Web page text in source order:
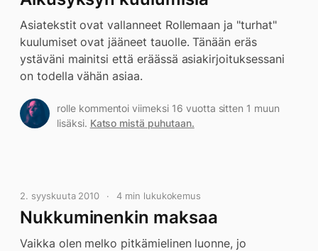
Asiatekstit ovat vallanneet Rollemaan ja "turhat"
kuulumiset ovat jääneet tauolle. Tänään eräs
ystäväni mainitsi että eräässä asiakirjoituksessani
on todella vähän asiaa.
rolle kommentoi viimeksi 16 vuotta sitten 1 muun
lisäksi. Katso mistä puhutaan.
2. syyskuuta 2010 4 min lukukokemus
Nukkuminenkin maksaa
Vaikka olen melko pitkämielinen luonne, jo